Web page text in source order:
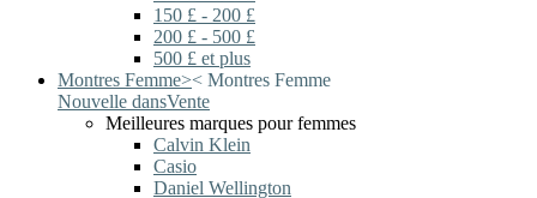
150 £ - 200 £
200 £ - 500 £
500 £ et plus
Montres Femme>< Montres Femme
Nouvelle dansVente
Meilleures marques pour femmes
Calvin Klein
Casio
Daniel Wellington